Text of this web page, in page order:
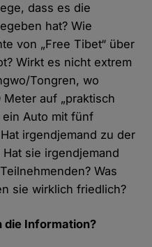
dass es die
hat? Wie
von „Free Tibet“ über
Wirkt es nicht extrem
Tongren, wo
auf „praktisch
ein Auto mit fünf
irgendjemand zu der
sie irgendjemand
Was
sie wirklich friedlich?
die Information?